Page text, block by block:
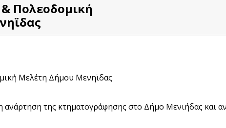
Πολεοδομική
Μελέτη Δήμου Μενηϊδας
της κτηματογράφησης στο Δήμο Μενιήδας και